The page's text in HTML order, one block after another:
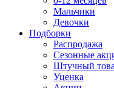
Мальчики
Девочки
Подборки
Распродажа
Сезонные
Штучный
Уценка